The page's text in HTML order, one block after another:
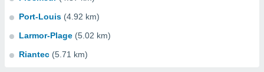
Port-Louis (4.92 km)
Larmor-Plage (5.02 km)
Riantec (5.71 km)